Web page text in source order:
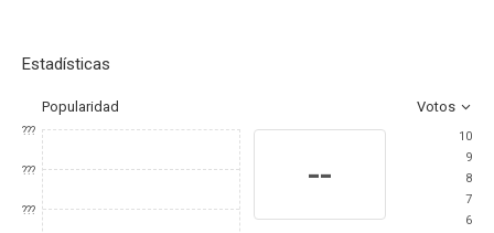
Estadísticas
Popularidad Votos
???
???
???
--
10
9
8
7
6